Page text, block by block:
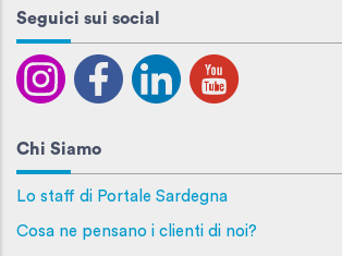
Seguici sui social
Chi Siamo
Lo staff di Portale Sardegna
Cosa ne pensano i clienti di noi?